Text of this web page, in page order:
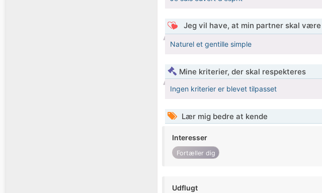
Jeg vil have, at min partner skal være
Naturel et gentille simple
Mine kriterier, der skal respekteres
Ingen kriterier er blevet tilpasset
Lær mig bedre at kende
Interesser
Fortæller dig
Udflugt